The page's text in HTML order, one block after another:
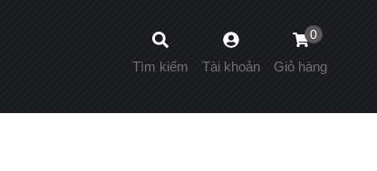
0
Giỏ hàng
Tài khoản
Tìm kiếm